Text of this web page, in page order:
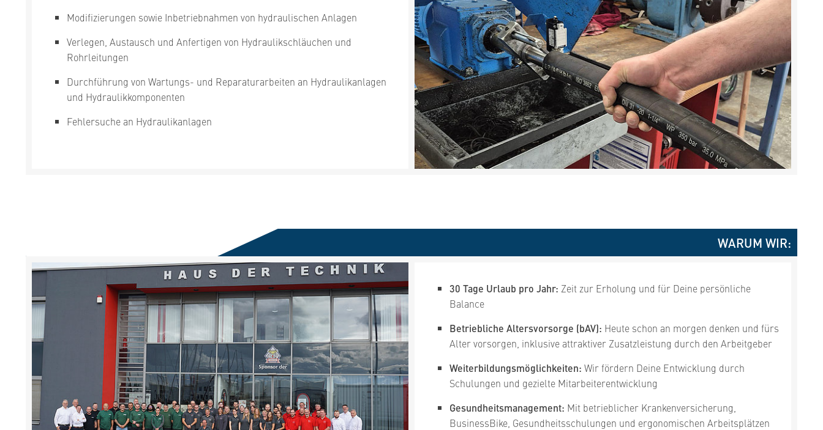
Modifizierungen sowie Inbetriebnahmen von hydraulischen Anlagen
Verlegen, Austausch und Anfertigen von Hydraulikschläuchen und
Rohrleitungen
Durchführung von Wartungs- und Reparaturarbeiten an Hydraulikanlagen
und Hydraulikkomponenten
Fehlersuche an Hydraulikanlagen
WARUM WIR:
30 Tage Urlaub pro Jahr: Zeit zur Erholung und für Deine persönliche
Balance
Betriebliche Altersvorsorge (bAV): Heute schon an morgen denken und fürs
Alter vorsorgen, inklusive attraktiver Zusatzleistung durch den Arbeitgeber
Weiterbildungsmöglichkeiten: Wir fördern Deine Entwicklung durch
Schulungen und gezielte Mitarbeiterentwicklung
Gesundheitsmanagement: Mit betrieblicher Krankenversicherung,
BusinessBike, Gesundheitsschulungen und ergonomischen Arbeitsplätzen